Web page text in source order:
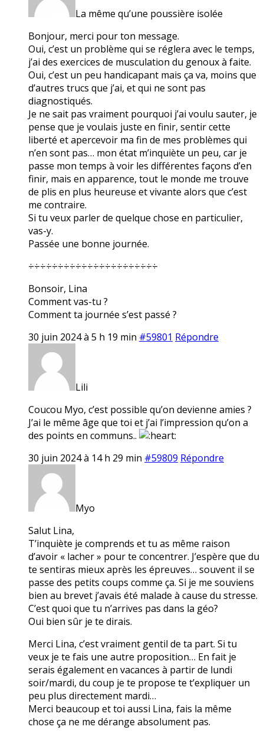
La même qu’une poussière isolée
Bonjour, merci pour ton message.
Oui, c’est un problème qui se réglera avec le temps,
j’ai des exercices de musculation du genoux à faite.
Oui, c’est un peu handicapant mais ça va, moins que
d’autres trucs que j’ai, et qui ne sont pas
diagnostiqués.
Je ne sait pas vraiment pourquoi j’ai voulu sauter, je
pense que je voulais juste en finir, sentir cette
liberté et apercevoir ma fin de mes problèmes qui
n’en sont pas… mon état m’inquiète un peu, car je
passe mon temps à voir les différentes façons d’en
finir, mais en apparence, tout le monde me trouve
de plis en plus heureuse et vivante alors que c’est
me contraire.
Si tu veux parler de quelque chose en particulier,
vas-y.
Passée une bonne journée.
÷÷÷÷÷÷÷÷÷÷÷÷÷÷÷÷÷÷÷÷÷÷
Bonsoir, Lina
Comment vas-tu ?
Comment ta journée s’est passé ?
30 juin 2024 à 5 h 19 min #59801 Répondre
Lili
Coucou Myo, c’est possible qu’on devienne amies ?
J’ai le même âge que toi et j’ai l’impression qu’on a
des points en communs..
30 juin 2024 à 14 h 29 min #59809 Répondre
Myo
Salut Lina,
T’inquiète je comprends et tu as même raison
d’avoir « lacher » pour te concentrer. J’espère que du
te sentiras mieux après les épreuves… souvent il se
passe des petits coups comme ça. Si je me souviens
bien au brevet j’avais été malade à cause du stresse.
C’est quoi que tu n’arrives pas dans la géo?
Oui bien sûr je te dirais.
Merci Lina, c’est vraiment gentil de ta part. Si tu
veux je te fais une autre proposition… En fait je
serais également en vacances à partir de lundi
soir/mardi, du coup je te propose te t’expliquer un
peu plus directement mardi…
Merci beaucoup et toi aussi Lina, fais la même
chose ça ne me dérange absolument pas.